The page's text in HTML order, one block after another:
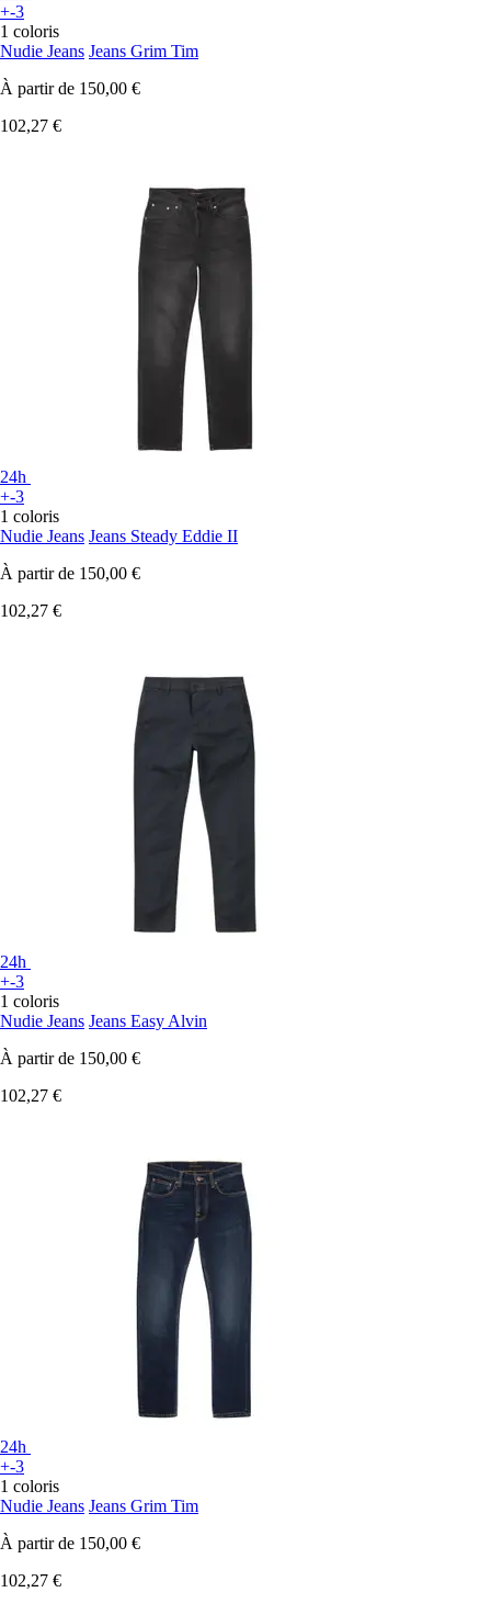
+-3
1 coloris
Nudie Jeans Jeans Grim Tim
À partir de 150,00 €
102,27 €
24h
+-3
1 coloris
Nudie Jeans Jeans Steady Eddie II
À partir de 150,00 €
102,27 €
24h
+-3
1 coloris
Nudie Jeans Jeans Easy Alvin
À partir de 150,00 €
102,27 €
24h
+-3
1 coloris
Nudie Jeans Jeans Grim Tim
À partir de 150,00 €
102,27 €